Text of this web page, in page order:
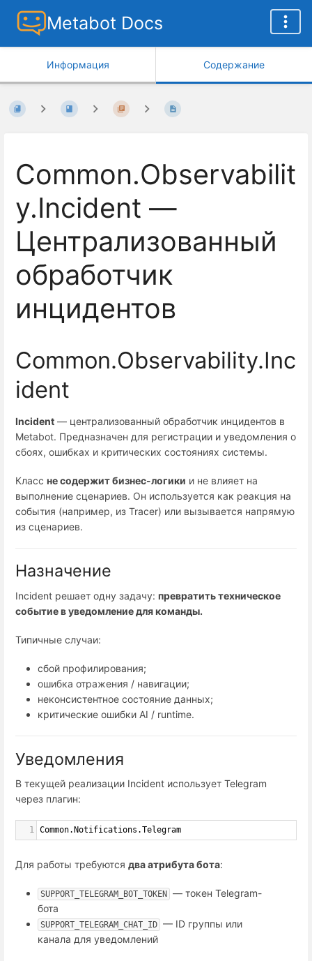
Metabot Docs
Информация Содержание
Common.Observabilit
y.Incident —
Централизованный
обработчик
инцидентов
Common.Observability.Inc
ident
Incident — централизованный обработчик инцидентов в
Metabot. Предназначен для регистрации и уведомления о
сбоях, ошибках и критических состояниях системы.
Класс не содержит бизнес-логики и не влияет на
выполнение сценариев. Он используется как реакция на
события (например, из Tracer) или вызывается напрямую
из сценариев.
Назначение
Incident решает одну задачу: превратить техническое
событие в уведомление для команды.
Типичные случаи:
сбой профилирования;
ошибка отражения / навигации;
неконсистентное состояние данных;
критические ошибки AI / runtime.
Уведомления
В текущей реализации Incident использует Telegram
через плагин:
1 Common.Notifications.Telegram
Для работы требуются два атрибута бота:
SUPPORT_TELEGRAM_BOT_TOKEN
— токен Telegram-
бота
SUPPORT_TELEGRAM_CHAT_ID — ID группы или
канала для уведомлений